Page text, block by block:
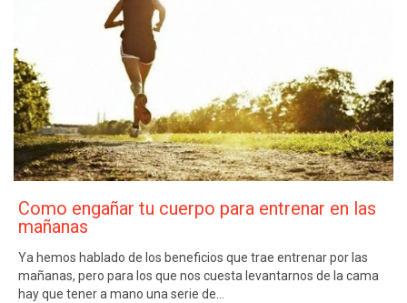
Como engañar tu cuerpo para entrenar en las
mañanas
Ya hemos hablado de los beneficios que trae entrenar por las
mañanas, pero para los que nos cuesta levantarnos de la cama
hay que tener a mano una serie de…